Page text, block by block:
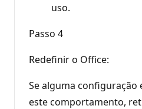
uso.
Passo 4
Redefinir o Office:
Se alguma configuração
este comportamento,